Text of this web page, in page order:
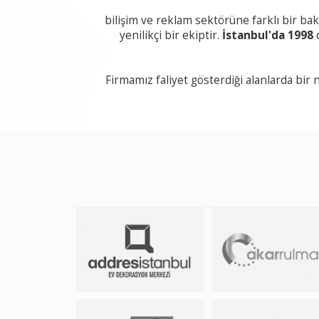
bilişim ve reklam sektörüne farklı bir
yenilikçi bir ekiptir. İstanbul'da 1998
Firmamız faliyet gösterdiği alanlarda